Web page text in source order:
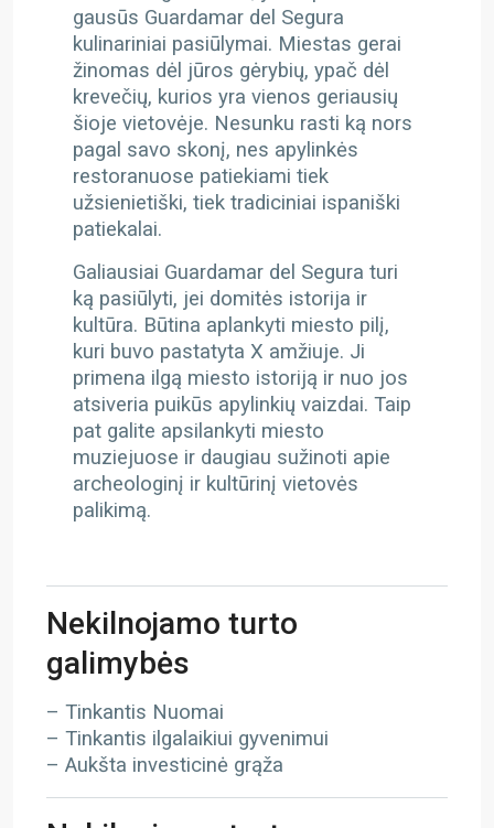
gausūs Guardamar del Segura
kulinariniai pasiūlymai. Miestas gerai
žinomas dėl jūros gėrybių, ypač dėl
krevečių, kurios yra vienos geriausių
šioje vietovėje. Nesunku rasti ką nors
pagal savo skonį, nes apylinkės
restoranuose patiekiami tiek
užsienietiški, tiek tradiciniai ispaniški
patiekalai.
Galiausiai Guardamar del Segura turi
ką pasiūlyti, jei domitės istorija ir
kultūra. Būtina aplankyti miesto pilį,
kuri buvo pastatyta X amžiuje. Ji
primena ilgą miesto istoriją ir nuo jos
atsiveria puikūs apylinkių vaizdai. Taip
pat galite apsilankyti miesto
muziejuose ir daugiau sužinoti apie
archeologinį ir kultūrinį vietovės
palikimą.
Nekilnojamo turto
galimybės
– Tinkantis Nuomai
– Tinkantis ilgalaikiui gyvenimui
– Aukšta investicinė grąža